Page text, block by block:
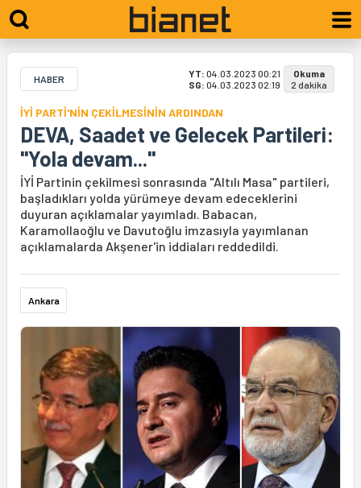
HABER YT: 04.03.2023 00:21
SG: 04.03.2023 02:19
Okuma
2 dakika
İYİ PARTİ'NİN ÇEKİLMESİNİN ARDINDAN
DEVA, Saadet ve Gelecek Partileri:
"Yola devam..."
İYİ Partinin çekilmesi sonrasında "Altılı Masa" partileri,
başladıkları yolda yürümeye devam edeceklerini
duyuran açıklamalar yayımladı. Babacan,
Karamollaoğlu ve Davutoğlu imzasıyla yayımlanan
açıklamalarda Akşener'in iddiaları reddedildi.
Ankara